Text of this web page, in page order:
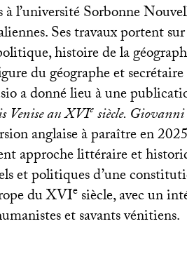
l’université Sorbonne
Ses travaux portent
histoire de la
du géographe et
a donné lieu à une
Venise auXVIesiècle.
anglaise à paraître en
approche littéraire et
et politiques d’une
duXVIe siècle, avec un
et savants vénitiens.